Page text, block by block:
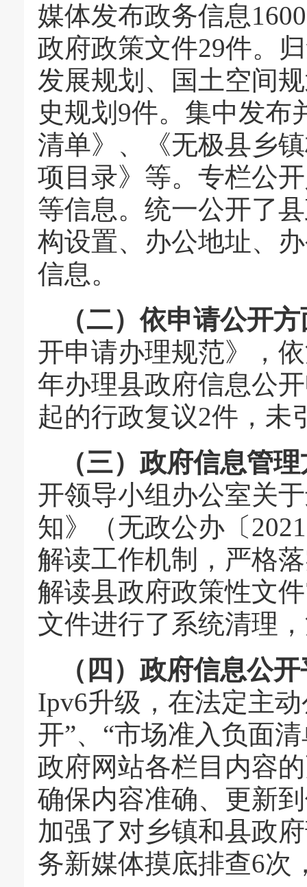
媒体发布政务信息
政府政策文件29件。
发展规划、国土空间
史规划9件。集中发布
清单》、《无极县乡
项目录》等。专栏公
等信息。统一公开了
构设置、办公地址、
信息。
（二）依申请公开
开申请办理规范》，
年办理县政府信息公
起的行政复议2件，未
（三）政府信息管
开领导小组办公室关
知》（无政公办〔
解读工作机制，严格
解读县政府政策性文
文件进行了系统清理
（四）政府信息公
Ipv6升级，在法定主
开”、“市场准入负面
政府网站各栏目内容
确保内容准确、更新
加强了对乡镇和县政
务新媒体摸底排查6次